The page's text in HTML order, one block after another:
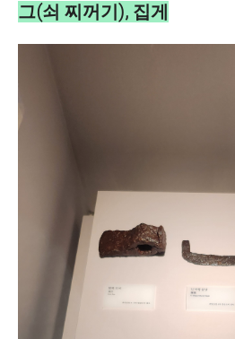
그(쇠 찌꺼기), 집게